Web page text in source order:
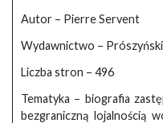
Autor – Pierre Servent
Wydawnictwo – Prószyński
Liczba stron – 496
Tematyka – biografia
bezgraniczną lojalnością